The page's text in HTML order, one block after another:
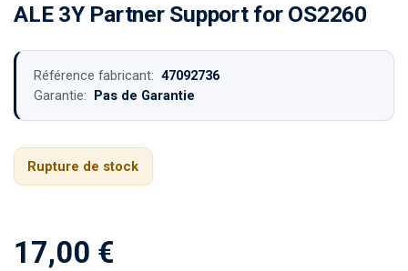
ALE 3Y Partner Support for OS2260
Référence fabricant: 47092736
Garantie:
Pas de Garantie
Rupture de stock
17,00 €